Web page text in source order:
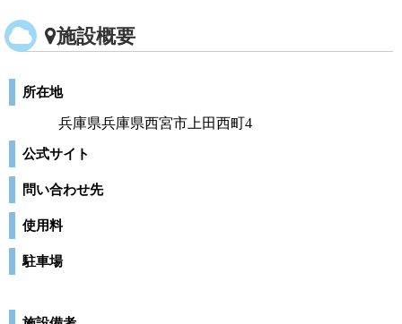
施設概要
所在地
兵庫県兵庫県西宮市上田西町4
公式サイト
問い合わせ先
使用料
駐車場